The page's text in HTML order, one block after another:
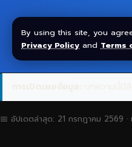
By using this site, you
Privacy Policy and Terms
📅 อัปเดตล่าสุด: 21 กรกฎาคม 2569